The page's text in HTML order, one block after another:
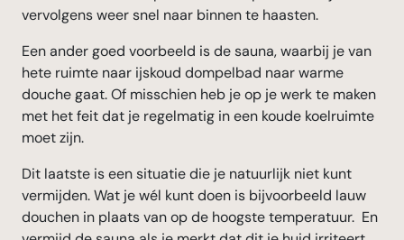
vervolgens weer snel naar binnen te haasten.
Een ander goed voorbeeld is de sauna, waarbij je van
hete ruimte naar ijskoud dompelbad naar warme
douche gaat. Of misschien heb je op je werk te maken
met het feit dat je regelmatig in een koude koelruimte
moet zijn.
Dit laatste is een situatie die je natuurlijk niet kunt
vermijden. Wat je wél kunt doen is bijvoorbeeld lauw
douchen in plaats van op de hoogste temperatuur. En